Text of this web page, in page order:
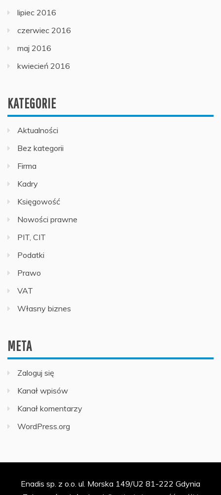
lipiec 2016
czerwiec 2016
maj 2016
kwiecień 2016
KATEGORIE
Aktualności
Bez kategorii
Firma
Kadry
Księgowość
Nowości prawne
PIT, CIT
Podatki
Prawo
VAT
Własny biznes
META
Zaloguj się
Kanał wpisów
Kanał komentarzy
WordPress.org
Enadis sp. z o.o. ul. Morska 149/U2 81-222 Gdynia